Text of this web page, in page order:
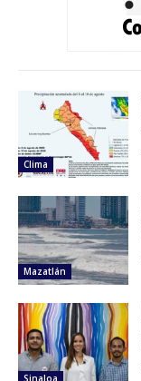
Clima
Mazatlán
Sinaloa